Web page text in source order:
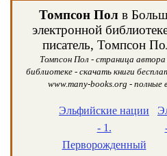
Томпсон Полв
электронной
писатель, Томпсон
Томпсон Пол - страница
библиотеке - скачать книги
www.many-books.org - полные
Эльфийские нации
- 1.
Перворожденный